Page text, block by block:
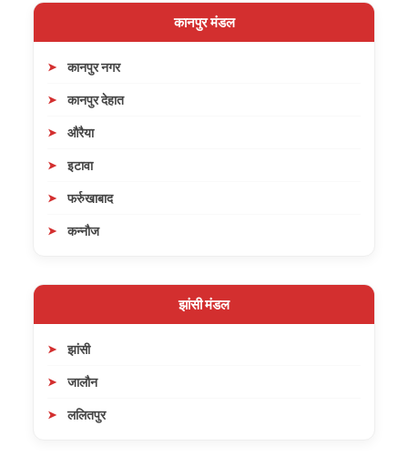
कानपुर मंडल
कानपुर नगर
कानपुर देहात
औरैया
इटावा
फर्रुखाबाद
कन्नौज
झांसी मंडल
झांसी
जालौन
ललितपुर